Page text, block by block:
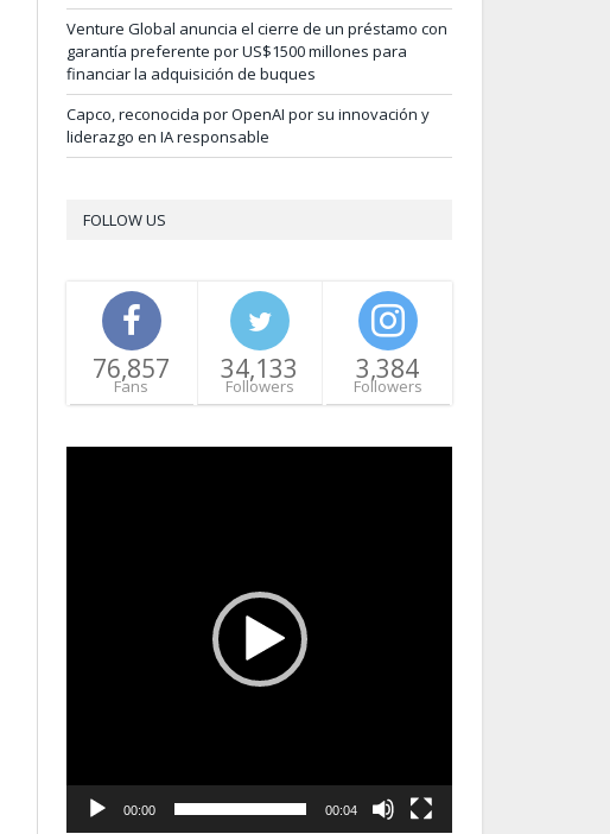
Venture Global anuncia el cierre de un préstamo con
garantía preferente por US$1500 millones para
financiar la adquisición de buques
Capco, reconocida por OpenAI por su innovación y
liderazgo en IA responsable
FOLLOW US
76,857
Fans
34,133
Followers
3,384
Followers
00:00 00:04